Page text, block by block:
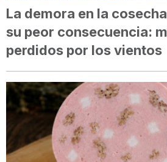
La demora en la
su peor consecuencia:
perdidos por los vientos